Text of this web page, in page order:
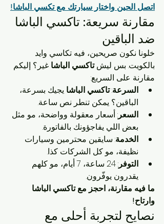
اتصل الحين واختار سيارتك مع تكسي الباشا!
مقارنة سريعة: تاكسي الباشا
ضد الباقين
خلونا نكون صريحين، فيه تكاسي وايد
بالكويت. بس ليش تاكسي الباشا غير؟ إليكم
مقارنة على السريع:
السرعة: تاكسي الباشا يجيك بسرعة،
الباقين؟ يمكن تنطر نص ساعة.
السعر: أسعار معقولة وواضحة، مو مثل
بعض اللي يفاجؤونك بالفاتورة.
الخدمة: سايقين محترمين وسيارات
نظيفة، مو كل الشركات كذا.
التوفر
: 24 ساعة، 7 أيام، مو كلهم
يقدرون يوفّرون.
ما فيه مقارنة، احجز مع تاكسي الباشا
وارتاح!
نصايح لتجربة أحلى مع